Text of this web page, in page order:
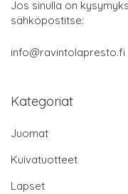
Jos sinulla on
sähköpostitse:
info@ravintolapresto.fi
Kategoriat
Juomat
Kuivatuotteet
Lapset